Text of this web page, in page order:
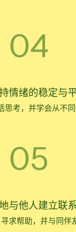
情绪的稳定与
思考，并学会从不同
与他人建立联
求帮助，并与同伴